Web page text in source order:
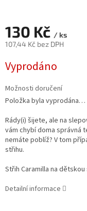
130 Kč / ks
107,44 Kč bez DPH
cena:
Vyprodáno
Možnosti doručení
Položka byla vyprodána…
Rády(i) šijete, ale na
vám chybí doma správná
nemáte poblíž? V tom
střihu.
Střih Caramilla na
Detailní informace